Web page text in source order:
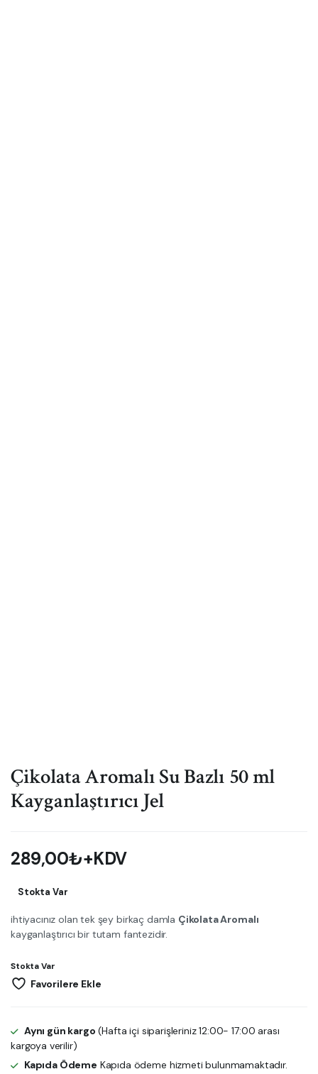
Çikolata Aromalı Su Bazlı 50 ml
Kayganlaştırıcı Jel
289,00₺+KDV
Stokta Var
ihtiyacınız olan tek şey birkaç damla Çikolata Aromalı
kayganlaştırıcı bir tutam fantezidir.
Stokta Var
Favorilere Ekle
Aynı gün kargo (Hafta içi siparişleriniz 12:00- 17:00 arası
kargoya verilir)
Kapıda Ödeme Kapıda ödeme hizmeti bulunmamaktadır.